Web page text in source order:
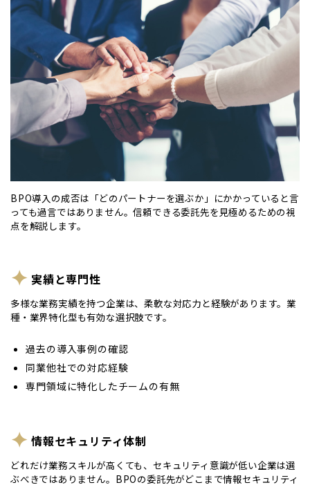
BPO導入の成否は「どのパートナーを選ぶか」にかかっていると言
っても過言ではありません。信頼できる委託先を見極めるための視
点を解説します。
実績と専門性
多様な業務実績を持つ企業は、柔軟な対応力と経験があります。業
種・業界特化型も有効な選択肢です。
過去の導入事例の確認
同業他社での対応経験
専門領域に特化したチームの有無
情報セキュリティ体制
どれだけ業務スキルが高くても、セキュリティ意識が低い企業は選
ぶべきではありません。BPOの委託先がどこまで情報セキュリティ